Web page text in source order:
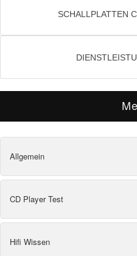
SCHALLPLATTEN
Allgemein
CD Player Test
Hifi Wissen